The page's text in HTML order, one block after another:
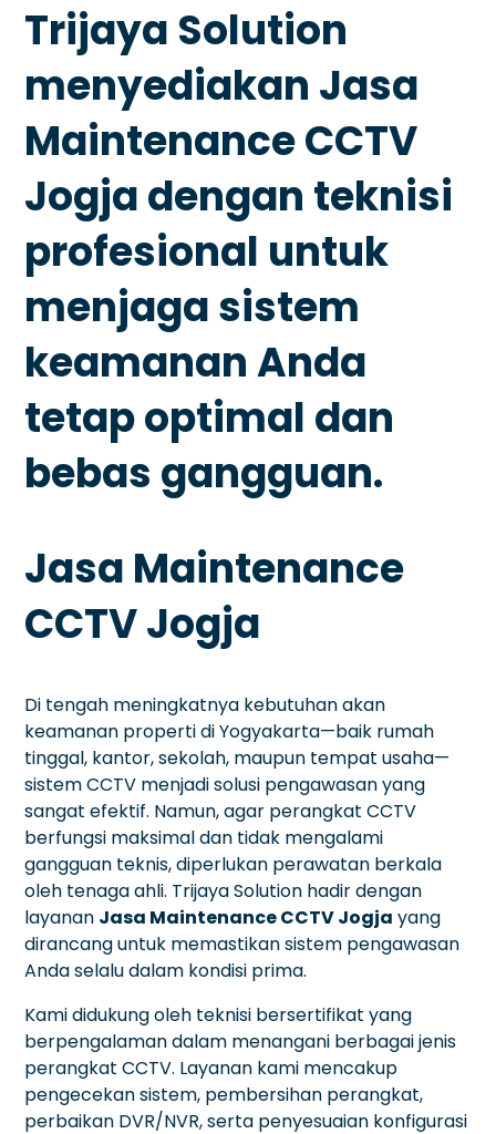
Trijaya Solution
menyediakan Jasa
Maintenance CCTV
Jogja dengan teknisi
profesional untuk
menjaga sistem
keamanan Anda
tetap optimal dan
bebas gangguan.
Jasa Maintenance
CCTV Jogja
Di tengah meningkatnya kebutuhan akan
keamanan properti di Yogyakarta—baik rumah
tinggal, kantor, sekolah, maupun tempat usaha—
sistem CCTV menjadi solusi pengawasan yang
sangat efektif. Namun, agar perangkat CCTV
berfungsi maksimal dan tidak mengalami
gangguan teknis, diperlukan perawatan berkala
oleh tenaga ahli. Trijaya Solution hadir dengan
layanan Jasa Maintenance CCTV Jogja yang
dirancang untuk memastikan sistem pengawasan
Anda selalu dalam kondisi prima.
Kami didukung oleh teknisi bersertifikat yang
berpengalaman dalam menangani berbagai jenis
perangkat CCTV. Layanan kami mencakup
pengecekan sistem, pembersihan perangkat,
perbaikan DVR/NVR, serta penyesuaian konfigurasi